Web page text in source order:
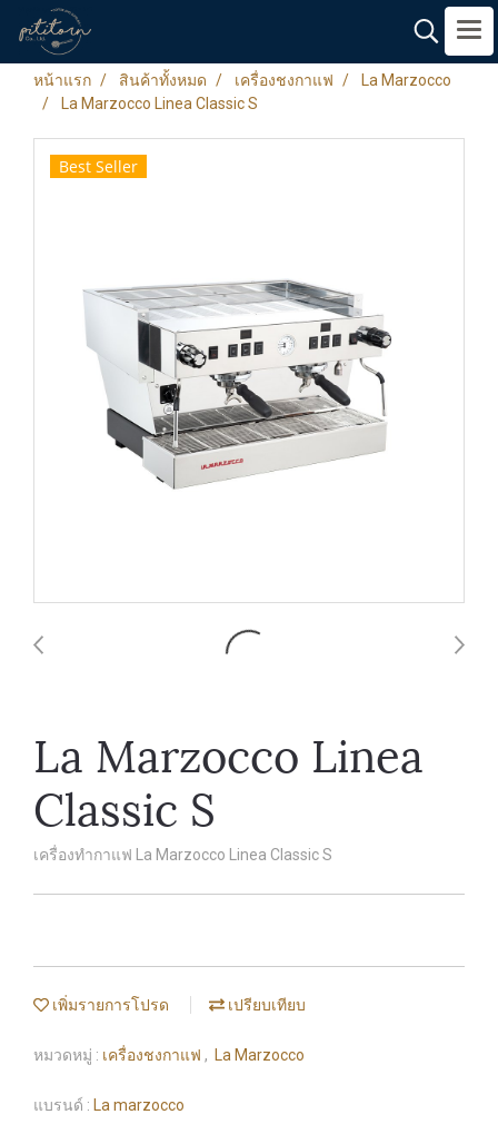
หน้าแรก สินค้าทั้งหมด เครื่องชงกาแฟ
La Marzocco
La Marzocco Linea Classic S
Best Seller
La Marzocco Linea
Classic S
เครื่องทำกาแฟ La Marzocco Linea Classic S
เพิ่มรายการโปรด เปรียบเทียบ
หมวดหมู่ : เครื่องชงกาแฟ , La Marzocco
แบรนด์ : La marzocco